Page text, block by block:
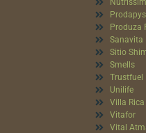
Prodapys
Produza
Sanavita
Sitio
Smells
Trustfuel
Unilife
Villa Rica
Vitafor
Vital